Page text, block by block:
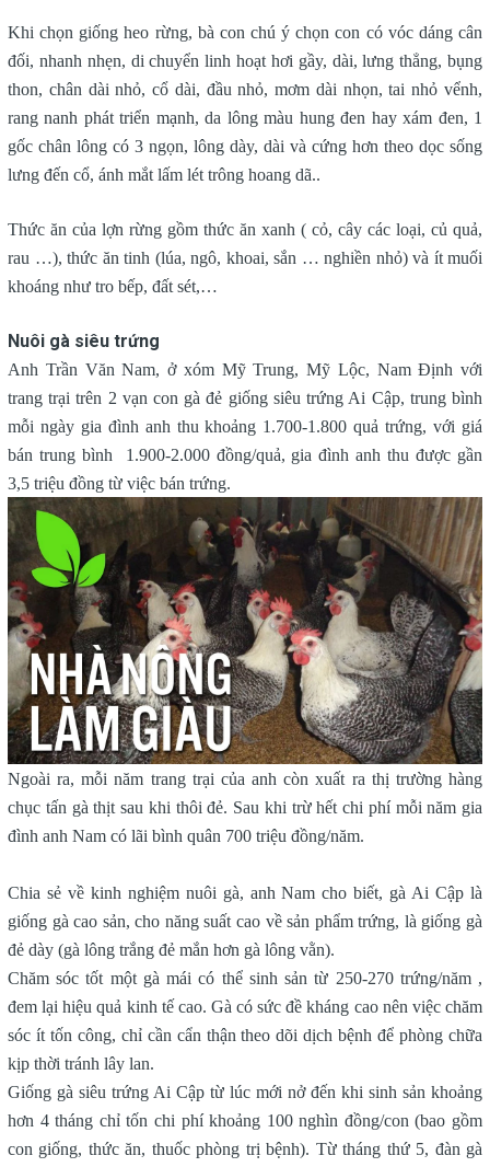
Khi chọn giống heo rừng, bà con chú ý chọn con có vóc dáng cân
đối, nhanh nhẹn, di chuyển linh hoạt hơi gầy, dài, lưng thẳng, bụng
thon, chân dài nhỏ, cổ dài, đầu nhỏ, mơm dài nhọn, tai nhỏ vểnh,
rang nanh phát triển mạnh, da lông màu hung đen hay xám đen, 1
gốc chân lông có 3 ngọn, lông dày, dài và cứng hơn theo dọc sống
lưng đến cổ, ánh mắt lấm lét trông hoang dã..
Thức ăn của lợn rừng gồm thức ăn xanh ( cỏ, cây các loại, củ quả,
rau …), thức ăn tinh (lúa, ngô, khoai, sắn … nghiền nhỏ) và ít muối
khoáng như tro bếp, đất sét,…
Nuôi gà siêu trứng
Anh Trần Văn Nam, ở xóm Mỹ Trung, Mỹ Lộc, Nam Định với
trang trại trên 2 vạn con gà đẻ giống siêu trứng Ai Cập, trung bình
mỗi ngày gia đình anh thu khoảng 1.700-1.800 quả trứng, với giá
bán trung bình 1.900-2.000 đồng/quả, gia đình anh thu được gần
3,5 triệu đồng từ việc bán trứng.
Ngoài ra, mỗi năm trang trại của anh còn xuất ra thị trường hàng
chục tấn gà thịt sau khi thôi đẻ. Sau khi trừ hết chi phí mỗi năm gia
đình anh Nam có lãi bình quân 700 triệu đồng/năm.
Chia sẻ về kinh nghiệm nuôi gà, anh Nam cho biết, gà Ai Cập là
giống gà cao sản, cho năng suất cao về sản phẩm trứng, là giống gà
đẻ dày (gà lông trắng đẻ mắn hơn gà lông vằn).
Chăm sóc tốt một gà mái có thể sinh sản từ 250-270 trứng/năm ,
đem lại hiệu quả kinh tế cao. Gà có sức đề kháng cao nên việc chăm
sóc ít tốn công, chỉ cần cẩn thận theo dõi dịch bệnh để phòng chữa
kịp thời tránh lây lan.
Giống gà siêu trứng Ai Cập từ lúc mới nở đến khi sinh sản khoảng
hơn 4 tháng chỉ tốn chi phí khoảng 100 nghìn đồng/con (bao gồm
con giống, thức ăn, thuốc phòng trị bệnh). Từ tháng thứ 5, đàn gà